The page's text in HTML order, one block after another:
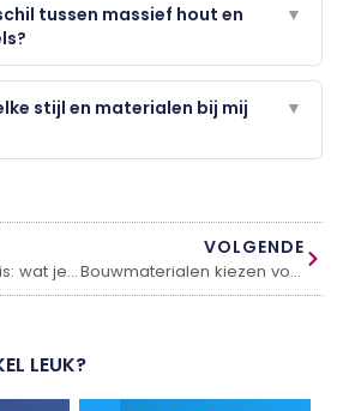
tussen massief hout en
▼
stijl en materialen bij mij
▼
Schone lucht in huis: wat je moet weten over luchtreinigers
VOLGENDE
Bouwmaterialen kiezen voor je verbouwing: waar let je op?
LEUK?